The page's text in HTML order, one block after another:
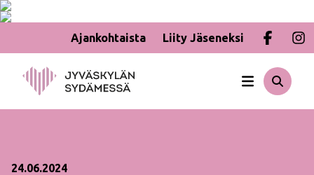
Ajankohtaista
Liity Jäseneksi
sisältöön
24.06.2024